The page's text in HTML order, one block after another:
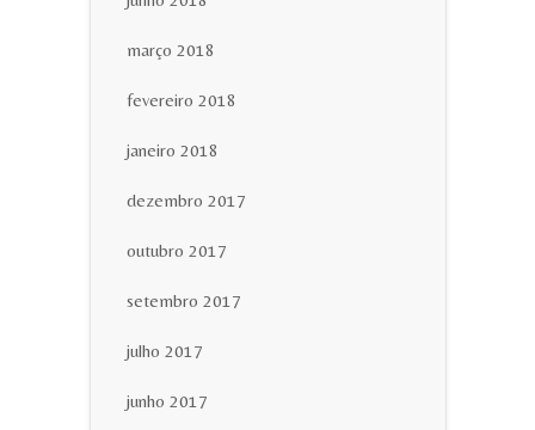
março 2018
fevereiro 2018
janeiro 2018
dezembro 2017
outubro 2017
setembro 2017
julho 2017
junho 2017